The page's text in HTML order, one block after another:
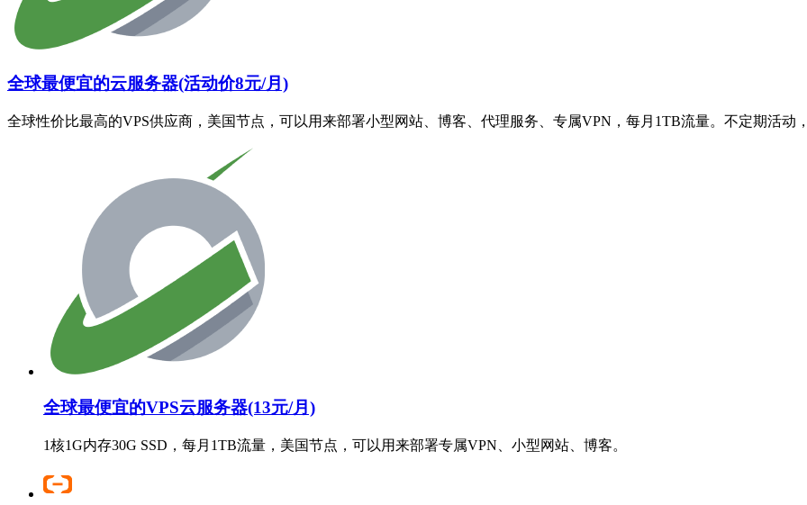
全球最便宜的云服务器(活动价8元/月)
全球性价比最高的VPS供应商，美国节点，可以用来部署小型网站、博客、代理服务、专属VPN，每月1TB流量。不定期活动
全球最便宜的VPS云服务器(13元/月)
1核1G内存30G SSD，每月1TB流量，美国节点，可以用来部署专属VPN、小型网站、博客。